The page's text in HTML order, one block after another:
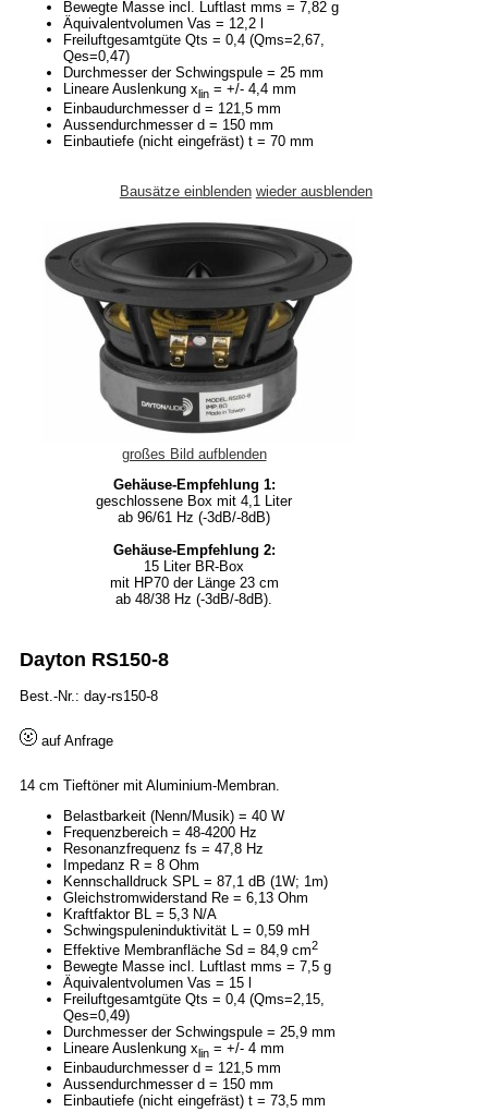
Bewegte Masse incl. Luftlast mms = 7,82 g
Äquivalentvolumen Vas = 12,2 l
Freiluftgesamtgüte Qts = 0,4 (Qms=2,67,
Qes=0,47)
Durchmesser der Schwingspule = 25 mm
Lineare Auslenkung xlin = +/- 4,4 mm
Einbaudurchmesser d = 121,5 mm
Aussendurchmesser d = 150 mm
Einbautiefe (nicht eingefräst) t = 70 mm
Bausätze einblenden wieder ausblenden
großes Bild aufblenden
Gehäuse-Empfehlung 1:
geschlossene Box mit 4,1 Liter
ab 96/61 Hz (-3dB/-8dB)
Gehäuse-Empfehlung 2:
15 Liter BR-Box
mit HP70 der Länge 23 cm
ab 48/38 Hz (-3dB/-8dB).
Dayton RS150-8
Best.-Nr.: day-rs150-8
auf Anfrage
14 cm Tieftöner mit Aluminium-Membran.
Belastbarkeit (Nenn/Musik) = 40 W
Frequenzbereich = 48-4200 Hz
Resonanzfrequenz fs = 47,8 Hz
Impedanz R = 8 Ohm
Kennschalldruck SPL = 87,1 dB (1W; 1m)
Gleichstromwiderstand Re = 6,13 Ohm
Kraftfaktor BL = 5,3 N/A
Schwingspuleninduktivität L = 0,59 mH
Effektive Membranfläche Sd = 84,9 cm2
Bewegte Masse incl. Luftlast mms = 7,5 g
Äquivalentvolumen Vas = 15 l
Freiluftgesamtgüte Qts = 0,4 (Qms=2,15,
Qes=0,49)
Durchmesser der Schwingspule = 25,9 mm
Lineare Auslenkung xlin = +/- 4 mm
Einbaudurchmesser d = 121,5 mm
Aussendurchmesser d = 150 mm
Einbautiefe (nicht eingefräst) t = 73,5 mm